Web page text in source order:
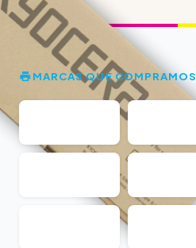
MARCAS QUE COMPRAMOS